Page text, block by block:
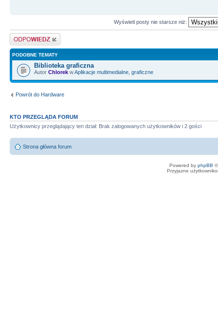
Wyświetl posty nie starsze niż:
Odpowiedz
PODOBNE TEMATY
Biblioteka graficzna
Autor Chlorek wAplikacje multimedialne, graficzne
Powrót do Hardware
KTO PRZEGLĄDA FORUM
Użytkownicy przeglądający ten dział: Brak zalogowanych użytkowników i 2 gości
Strona główna forum
Powered by phpBB
Przyjazne